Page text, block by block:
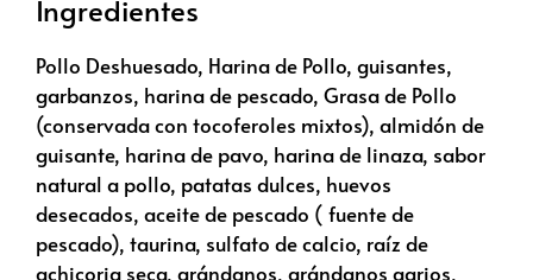
Ingredientes
Pollo Deshuesado, Harina de Pollo, guisantes,
garbanzos, harina de pescado, Grasa de Pollo
(conservada con tocoferoles mixtos), almidón de
guisante, harina de pavo, harina de linaza, sabor
natural a pollo, patatas dulces, huevos
desecados, aceite de pescado ( fuente de
pescado), taurina, sulfato de calcio, raíz de
achicoria seca, arándanos, arándanos agrios,